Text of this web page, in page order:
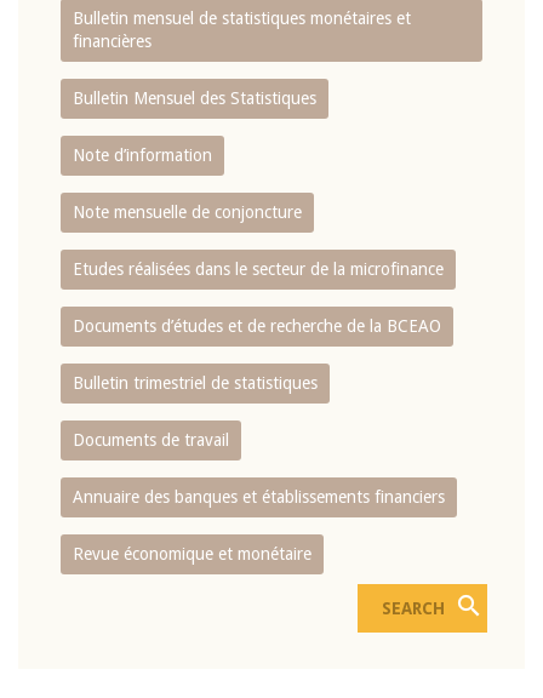
Bulletin mensuel de statistiques monétaires et
financières
Bulletin Mensuel des Statistiques
Note d’information
Note mensuelle de conjoncture
Etudes réalisées dans le secteur de la microfinance
Documents d’études et de recherche de la BCEAO
Bulletin trimestriel de statistiques
Documents de travail
Annuaire des banques et établissements financiers
Revue économique et monétaire